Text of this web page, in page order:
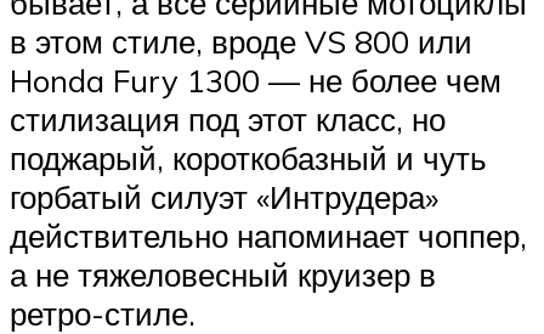
в этом стиле, вроде VS 800 или
Honda Fury 1300 — не более чем
стилизация под этот класс, но
поджарый, короткобазный и чуть
горбатый силуэт «Интрудера»
действительно напоминает чоппер,
а не тяжеловесный круизер в
ретро-стиле.